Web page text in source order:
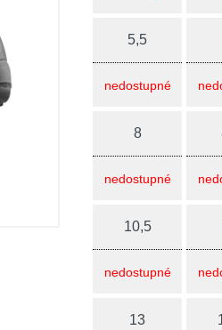
5,5
nedostupné
8
nedostupné
10,5
nedostupné
13